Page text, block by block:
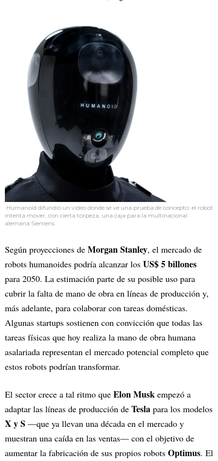
Humanoid difundió un video donde se ve una prueba de concepto: el robot
intenta mover, con cierta torpeza, una caja para la multinacional
alemana Siemens.
Según proyecciones de Morgan Stanley, el mercado de
robots humanoides podría alcanzar los US$ 5 billones
para 2050. La estimación parte de su posible uso para
cubrir la falta de mano de obra en líneas de producción y,
más adelante, para colaborar con tareas domésticas.
Algunas startups sostienen con convicción que todas las
tareas físicas que hoy realiza la mano de obra humana
asalariada representan el mercado potencial completo que
estos robots podrían transformar.
El sector crece a tal ritmo que Elon Musk empezó a
adaptar las líneas de producción de Tesla para los modelos
X y S —que ya llevan una década en el mercado y
muestran una caída en las ventas— con el objetivo de
aumentar la fabricación de sus propios robots Optimus. El